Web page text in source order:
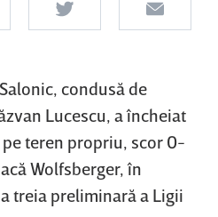
condusă de
Lucescu, a încheiat
teren propriu, scor 0-
Wolfsberger, în
treia preliminară a Ligii